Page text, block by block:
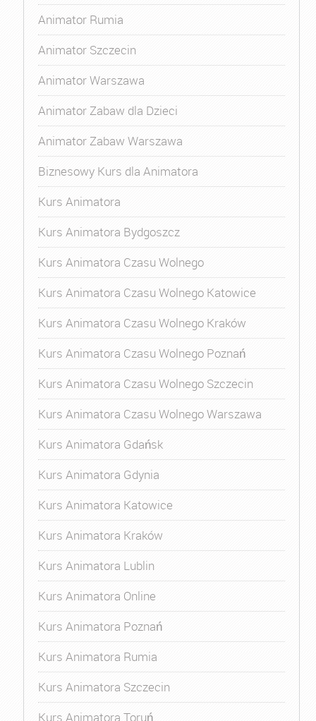
Animator Rumia
Animator Szczecin
Animator Warszawa
Animator Zabaw dla Dzieci
Animator Zabaw Warszawa
Biznesowy Kurs dla Animatora
Kurs Animatora
Kurs Animatora Bydgoszcz
Kurs Animatora Czasu Wolnego
Kurs Animatora Czasu Wolnego Katowice
Kurs Animatora Czasu Wolnego Kraków
Kurs Animatora Czasu Wolnego Poznań
Kurs Animatora Czasu Wolnego Szczecin
Kurs Animatora Czasu Wolnego Warszawa
Kurs Animatora Gdańsk
Kurs Animatora Gdynia
Kurs Animatora Katowice
Kurs Animatora Kraków
Kurs Animatora Lublin
Kurs Animatora Online
Kurs Animatora Poznań
Kurs Animatora Rumia
Kurs Animatora Szczecin
Kurs Animatora Toruń